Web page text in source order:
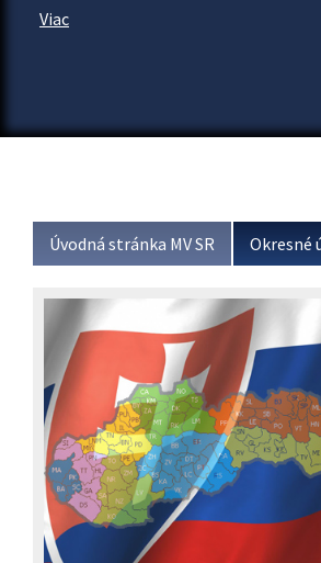
Viac
Úvodná stránka MV SR Okresné